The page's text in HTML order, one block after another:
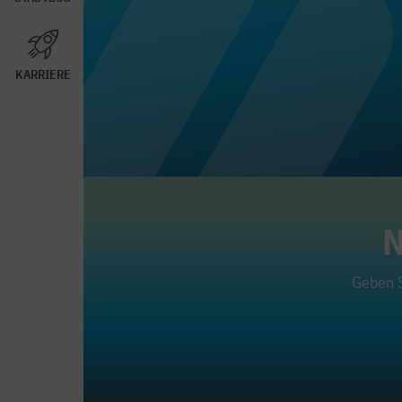
KARRIERE
Geben